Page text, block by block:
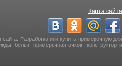
Карта сайта
Разработка или купить примерочную для
белья, примерочная очков, конструктор и